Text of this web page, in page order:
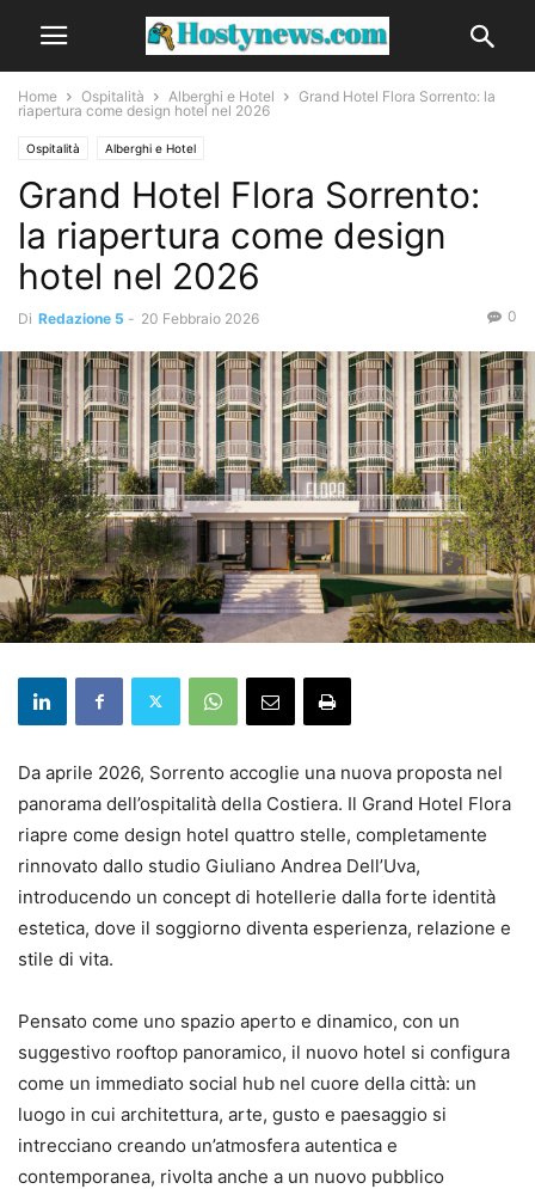
Home Ospitalità Alberghi e Hotel
Grand Hotel Flora Sorrento: la
riapertura come design hotel nel 2026
Ospitalità Alberghi e Hotel
Grand Hotel Flora Sorrento:
la riapertura come design
hotel nel 2026
Di Redazione 5 - 20 Febbraio 2026 0
Da aprile 2026, Sorrento accoglie una nuova proposta nel
panorama dell’ospitalità della Costiera. Il Grand Hotel Flora
riapre come design hotel quattro stelle, completamente
rinnovato dallo studio Giuliano Andrea Dell’Uva,
introducendo un concept di hotellerie dalla forte identità
estetica, dove il soggiorno diventa esperienza, relazione e
stile di vita.
Pensato come uno spazio aperto e dinamico, con un
suggestivo rooftop panoramico, il nuovo hotel si configura
come un immediato social hub nel cuore della città: un
luogo in cui architettura, arte, gusto e paesaggio si
intrecciano creando un’atmosfera autentica e
contemporanea, rivolta anche a un nuovo pubblico